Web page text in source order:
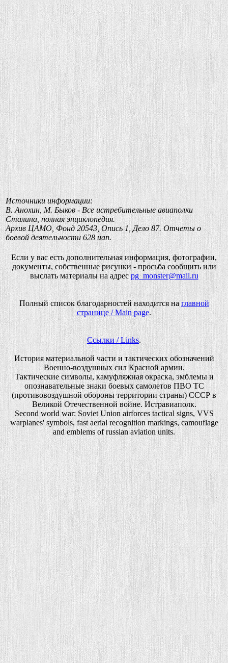
Источники информации:
В. Анохин, М. Быков - Все истребительные авиаполки
Сталина, полная энциклопедия.
Архив ЦАМО, Фонд 20543, Опись 1, Дело 87. Отчеты о
боевой деятельности 628 иап.
Если у вас есть дополнительная информация, фотографии,
документы, собственные рисунки - просьба сообщить или
выслать материалы на адрес pg_monster@mail.ru
Полный список благодарностей находится наглавной
странице / Main page.
Ссылки / Links.
История материальной части и тактических обозначений
Военно-воздушных сил Красной армии.
Тактические символы, камуфляжная окраска, эмблемы и
опознавательные знаки боевых самолетов ПВО ТС
(противовоздушной обороны территории страны) СССР в
Великой Отечественной войне. Истравиаполк.
Second world war: Soviet Union airforces tactical signs, VVS
warplanes' symbols, fast aerial recognition markings, camouflage
and emblems of russian aviation units.